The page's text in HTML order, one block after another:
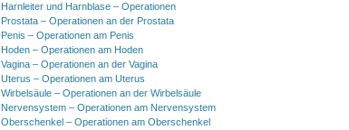
Harnleiter und Harnblase – Operationen
Prostata – Operationen an der Prostata
Penis – Operationen am Penis
Hoden – Operationen am Hoden
Vagina – Operationen an der Vagina
Uterus – Operationen am Uterus
Wirbelsäule – Operationen an der Wirbelsäule
Nervensystem – Operationen am Nervensystem
Oberschenkel – Operationen am Oberschenkel